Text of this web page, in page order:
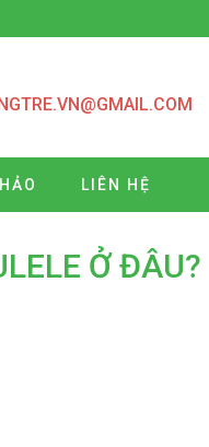
LIÊN HỆ
Ở ĐÂU?